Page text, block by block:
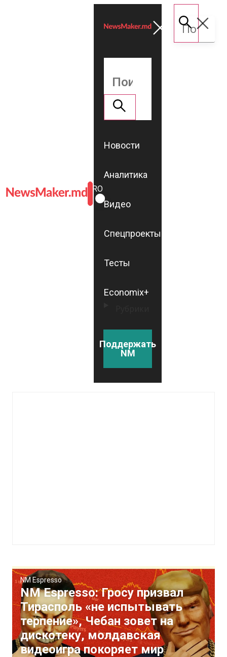
ROMÂNĂ
RU
Новости
Аналитика
Видео
Спецпроекты
Тесты
Economix+
Поддержать
NM
NM Espresso
NM Espresso: Гросу призвал
Тирасполь «не испытывать
терпение», Чебан зовет на
дискотеку, молдавская
видеоигра покоряет мир